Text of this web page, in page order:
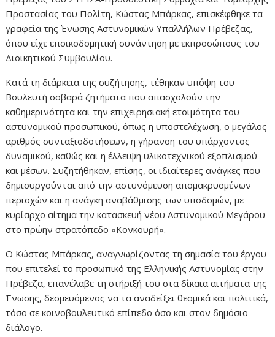
Προστασίας του Πολίτη, Κώστας Μπάρκας, επισκέφθηκε τα
γραφεία της Ένωσης Αστυνομικών Υπαλλήλων Πρέβεζας,
όπου είχε εποικοδομητική συνάντηση με εκπροσώπους του
Διοικητικού Συμβουλίου.
Κατά τη διάρκεια της συζήτησης, τέθηκαν υπόψη του
Βουλευτή σοβαρά ζητήματα που απασχολούν την
καθημερινότητα και την επιχειρησιακή ετοιμότητα του
αστυνομικού προσωπικού, όπως η υποστελέχωση, ο μεγάλος
αριθμός συνταξιοδοτήσεων, η γήρανση του υπάρχοντος
δυναμικού, καθώς και η έλλειψη υλικοτεχνικού εξοπλισμού
και μέσων. Συζητήθηκαν, επίσης, οι ιδιαίτερες ανάγκες που
δημιουργούνται από την αστυνόμευση απομακρυσμένων
περιοχών και η ανάγκη αναβάθμισης των υποδομών, με
κυρίαρχο αίτημα την κατασκευή νέου Αστυνομικού Μεγάρου
στο πρώην στρατόπεδο «Κονκουρή».
Ο Κώστας Μπάρκας, αναγνωρίζοντας τη σημασία του έργου
που επιτελεί το προσωπικό της Ελληνικής Αστυνομίας στην
Πρέβεζα, επανέλαβε τη στήριξή του στα δίκαια αιτήματα της
Ένωσης, δεσμευόμενος να τα αναδείξει θεσμικά και πολιτικά,
τόσο σε κοινοβουλευτικό επίπεδο όσο και στον δημόσιο
διάλογο.